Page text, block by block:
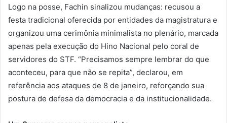
Logo na posse, Fachin sinalizou mudanças: recusou a
festa tradicional oferecida por entidades da magistratura e
organizou uma cerimônia minimalista no plenário, marcada
apenas pela execução do Hino Nacional pelo coral de
servidores do STF. “Precisamos sempre lembrar do que
aconteceu, para que não se repita”, declarou, em
referência aos ataques de 8 de janeiro, reforçando sua
postura de defesa da democracia e da institucionalidade.